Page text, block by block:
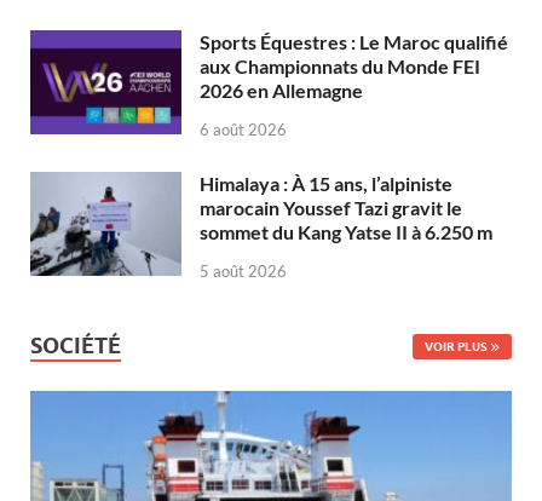
Sports Équestres : Le Maroc qualifié
aux Championnats du Monde FEI
2026 en Allemagne
6 août 2026
Himalaya : À 15 ans, l’alpiniste
marocain Youssef Tazi gravit le
sommet du Kang Yatse II à 6.250 m
5 août 2026
SOCIÉTÉ VOIR PLUS